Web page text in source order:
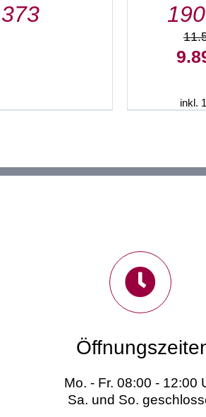
373
inkl.
Mo. - Fr. 08:00 - 12:00
Sa. und So.